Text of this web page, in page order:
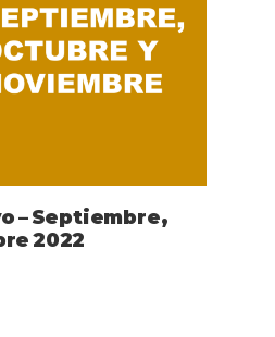
– Septiembre,
2022